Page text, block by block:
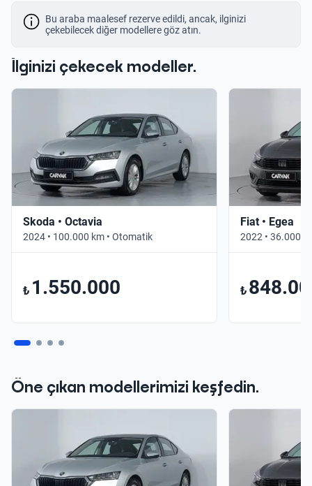
Bu araba maalesef rezerve edildi, ancak, ilginizi
çekebilecek diğer modellere göz atın.
İlginizi çekecek modeller.
Skoda • Octavia
2024 • 100.000 km • Otomatik
₺ 1.550.000
Fiat • Egea
2022 • 36.000
₺
Öne çıkan modellerimizi keşfedin.